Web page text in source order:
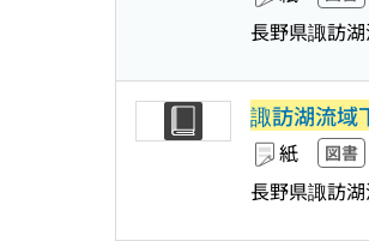
長野県諏訪
諏訪湖流域
紙 図書
長野県諏訪